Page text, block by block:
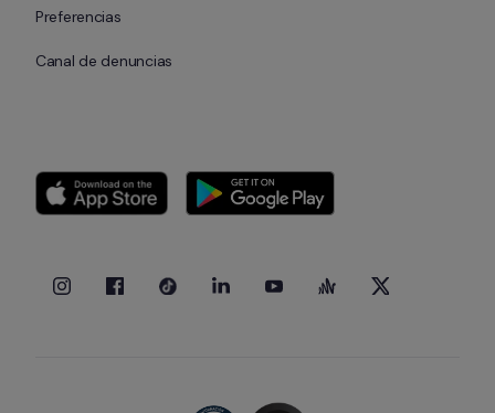
Preferencias
Canal de denuncias